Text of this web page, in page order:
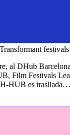
festivals
al DHub
Film Festivals
HUB es trasllada…